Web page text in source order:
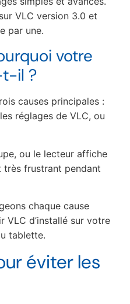
VLC version 3.0 et
par une.
votre
t-il ?
causes principales :
réglages de VLC, ou
ou le lecteur affiche
très frustrant pendant
chaque cause
VLC d’installé sur votre
tablette.
éviter les